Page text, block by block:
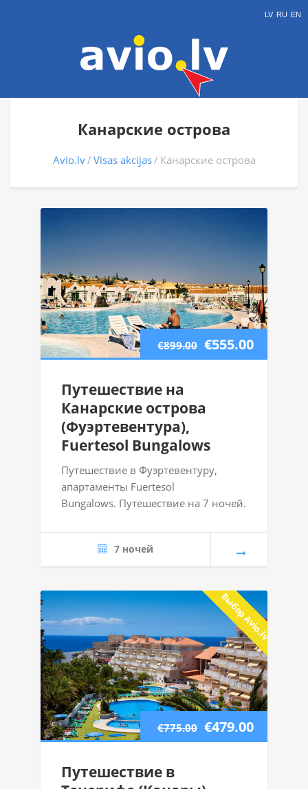
LV RU EN
Канарские острова
Avio.lv Visas akcijas Канарские острова
€899.00 €555.00
Путешествие на
Канарские острова
(Фуэртевентура),
Fuertesol Bungalows
Путешествие в Фуэртевентуру,
апартаменты Fuertesol
Bungalows. Путешествие на 7 ночей.
7 ночей
Выбор Avio.lv
€775.00 €479.00
Путешествие в